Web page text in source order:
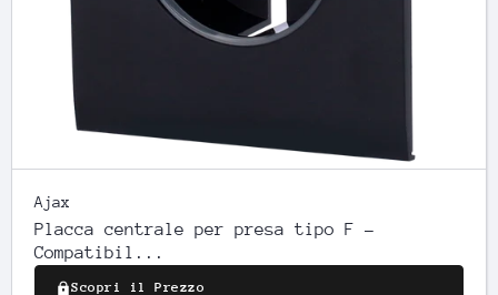
Ajax
Placca centrale per presa tipo F -
Compatibil...
Scopri il Prezzo